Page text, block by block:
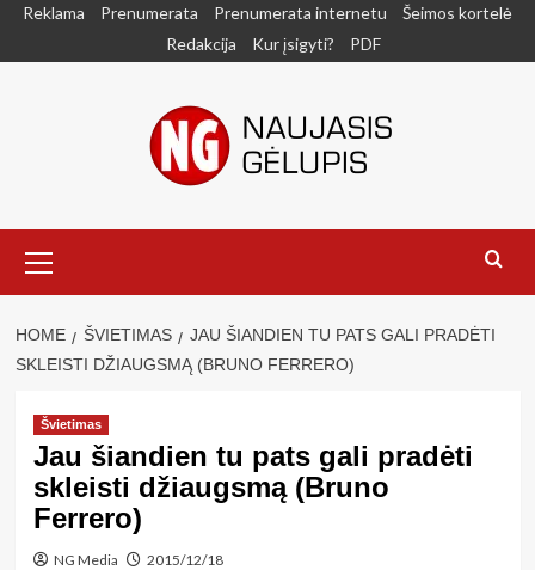
SkipReklama Prenumerata Prenumerata internetu
Šeimos kortelė
Redakcija
Kur įsigyti? PDF
Menu
HOME ŠVIETIMAS
JAU ŠIANDIEN TU PATS GALI PRADĖTI
SKLEISTI DŽIAUGSMĄ (BRUNO FERRERO)
Švietimas
Jau šiandien tu pats gali pradėti
skleisti džiaugsmą (Bruno
Ferrero)
NG Media 2015/12/18